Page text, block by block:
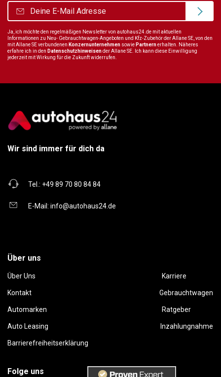
Ja, ich möchte den regelmäßigen Newsletter von autohaus24.de mit aktuellen
Informationen zu Neu- Gebrauchtwagen-Angeboten und Kfz-Zubehör der Allane SE, von den
mit Allane SE verbundenen Konzernunternehmen sowie Partnernerhalten. Näheres
erfahre ich in den Datenschutzhinweisender Allane SE. Ich kann diese Einwilligung
jederzeit mit Wirkung für die Zukunft widerrufen.
Wir sind immer für dich da
Tel.: +49 89 70 80 84 84
E-Mail: info@autohaus24.de
Über uns
Über Uns Karriere
Kontakt Gebrauchtwagen
Automarken Ratgeber
Auto Leasing Inzahlungnahme
Barrierefreiheitserklärung
Folge uns